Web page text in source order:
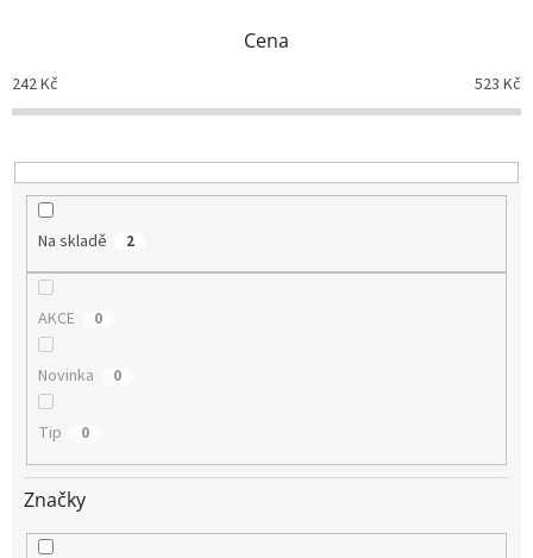
o
d
k
t
Cena
242Kč 523 Kč
Na skladě 2
AKCE 0
Novinka 0
Tip 0
Značky